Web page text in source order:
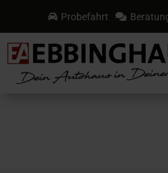
 Probefahrt 